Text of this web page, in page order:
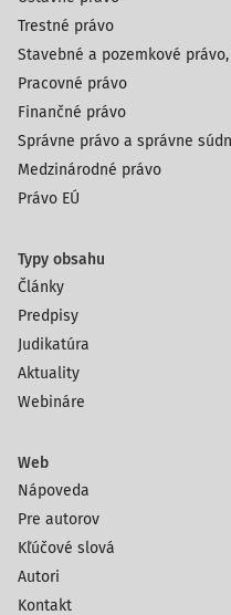
Trestné právo
Stavebné a pozemkové
Pracovné právo
Finančné právo
Správne právo a správne
Medzinárodné právo
Právo EÚ
Typy obsahu
Články
Predpisy
Judikatúra
Aktuality
Webináre
Web
Nápoveda
Pre autorov
Kľúčové slová
Autori
Kontakt